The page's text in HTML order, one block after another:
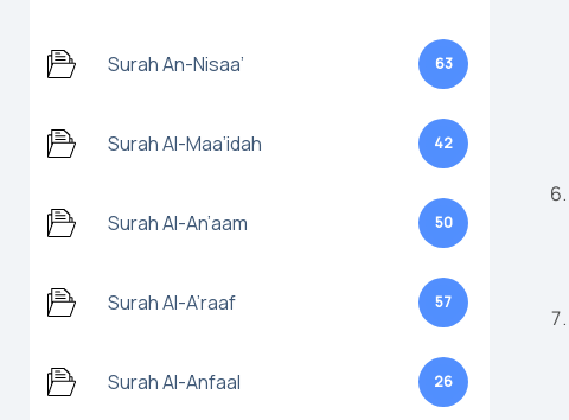
Surah An-Nisaa’ 63
Surah Al-Maa’idah 42
Surah Al-An’aam 50
Surah Al-A’raaf 57
Surah Al-Anfaal 26